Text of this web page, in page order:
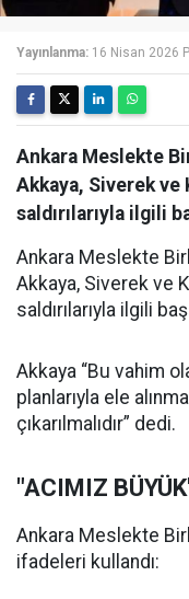
Yayınlanma: 16 Nisan 2026
Ankara Meslekte
Akkaya, Siverek ve
saldırılarıyla ilgili
Ankara Meslekte
Akkaya, Siverek ve
saldırılarıyla ilgili
Akkaya “Bu vahim
planlarıyla ele
çıkarılmalıdır” dedi.
"ACIMIZ
Ankara Meslekte
ifadeleri kullandı: